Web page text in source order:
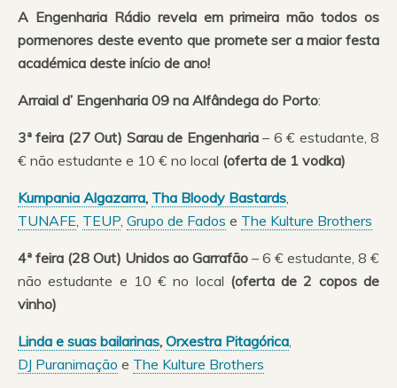
A Engenharia Rádio revela em primeira mão todos os
pormenores deste evento que promete ser a maior festa
académica deste início de ano!
Arraial d’ Engenharia 09 na Alfândega do Porto:
3ª feira (27 Out) Sarau de Engenharia– 6 € estudante, 8
€ não estudante e 10 € no local (oferta de 1 vodka)
Kumpania Algazarra, Tha Bloody Bastards,
TUNAFE, TEUP, Grupo de Fados e The Kulture Brothers
4ª feira (28 Out) Unidos ao Garrafão – 6 € estudante, 8 €
não estudante e 10 € no local (oferta de 2 copos de
vinho)
Linda e suas bailarinas, Orxestra Pitagórica,
DJ Puranimação e The Kulture Brothers